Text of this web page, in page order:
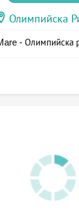
Олимпийска
- Олимпийска